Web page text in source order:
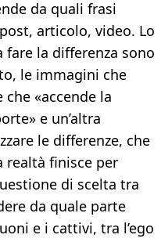
da quali frasi
articolo, video. Lo
fare la differenza sono
le immagini che
che «accende la
e un’altra
le differenze, che
realtà finisce per
di scelta tra
da quale parte
e i cattivi, tra l’ego